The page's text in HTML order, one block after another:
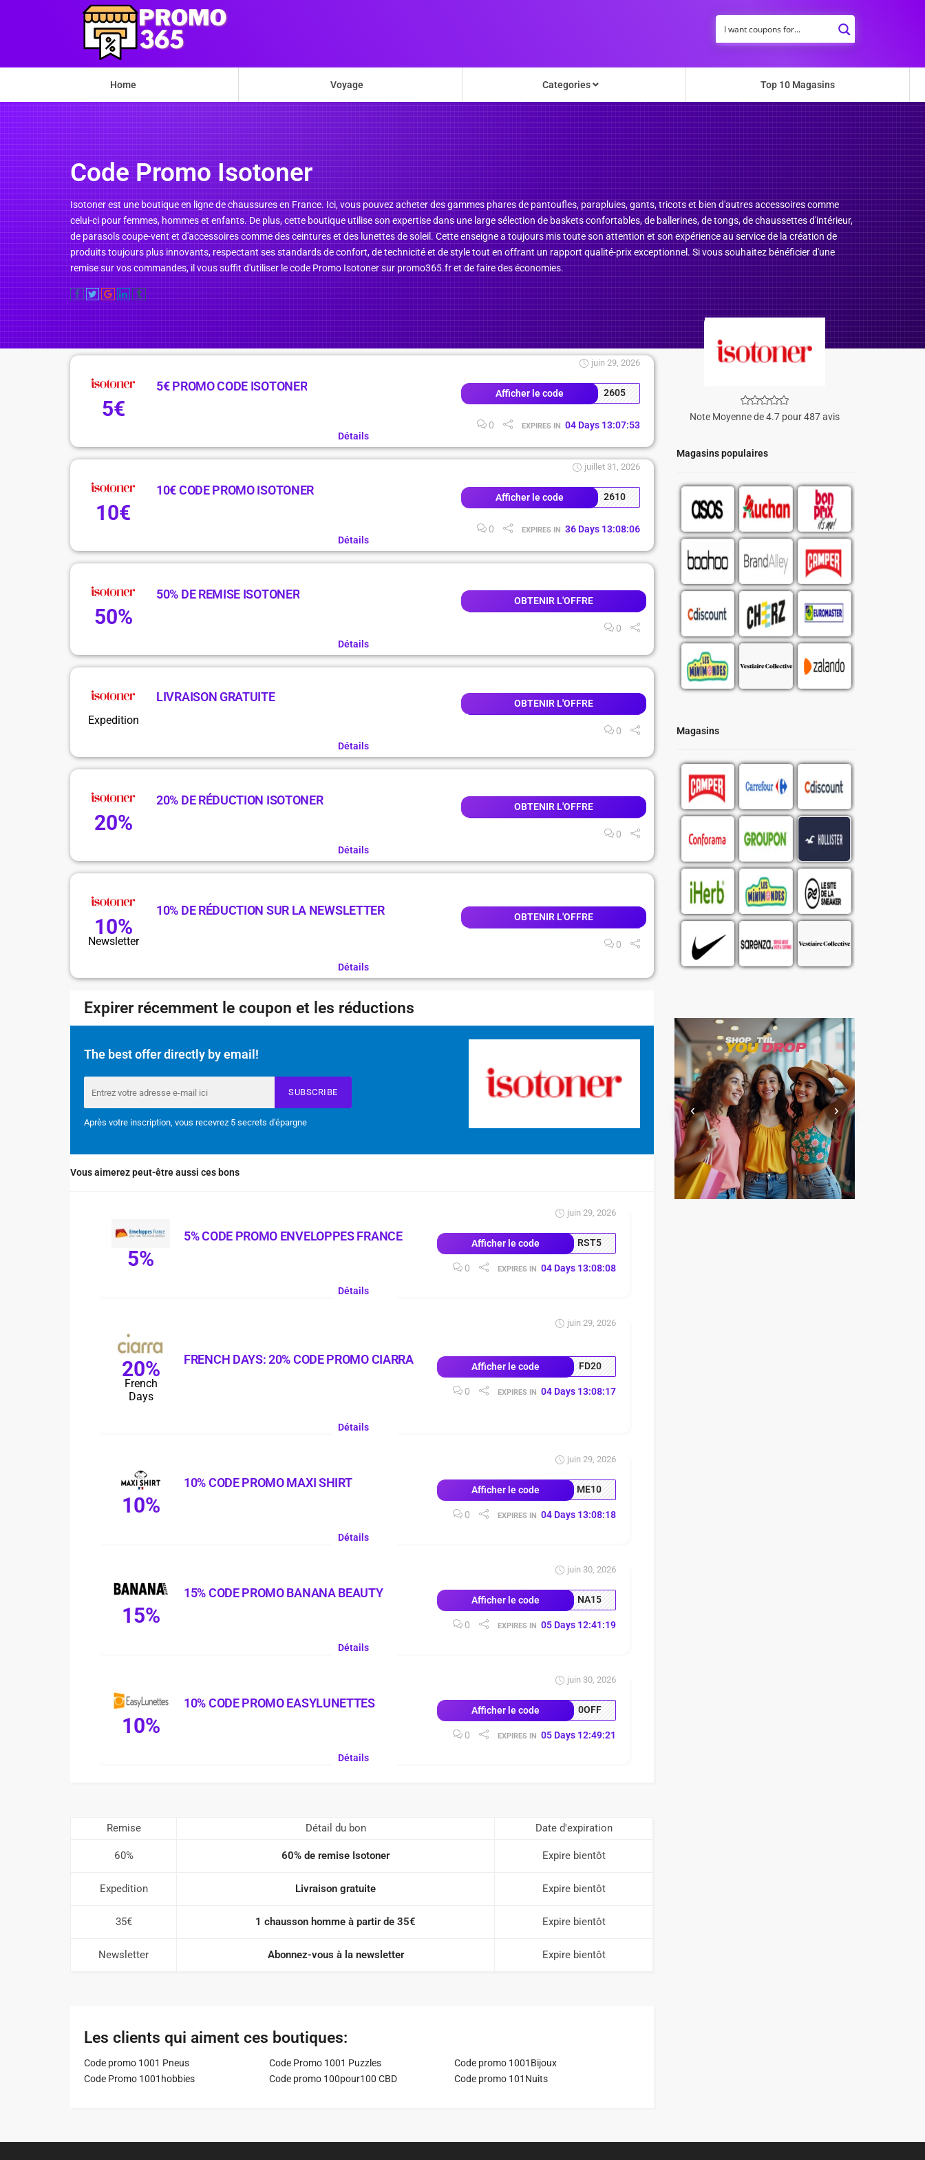
Home Voyage Categories Top 10 Magasins
Code Promo Isotoner
Isotoner est une boutique en ligne de chaussures en France. Ici, vous pouvez acheter des gammes phares de pantoufles, parapluies, gants, tricots et bien d'autres accessoires comme
celui-ci pour femmes, hommes et enfants. De plus, cette boutique utilise son expertise dans une large sélection de baskets confortables, de ballerines, de tongs, de chaussettes d'intérieur,
de parasols coupe-vent et d'accessoires comme des ceintures et des lunettes de soleil. Cette enseigne a toujours mis toute son attention et son expérience au service de la création de
produits toujours plus innovants, respectant ses standards de confort, de technicité et de style tout en offrant un rapport qualité-prix exceptionnel. Si vous souhaitez bénéficier d'une
remise sur vos commandes, il vous suffit d'utiliser le code Promo Isotoner sur promo365.fr et de faire des économies.
Note Moyenne de 4.7 pour 487 avis
Magasins populaires
Magasins
‹ ›
5€
5€ PROMO CODE ISOTONER
juin 29, 2026
Afficher le code 2605
0 EXPIRES IN 04 Days 13:07:52
Détails
10€
10€ CODE PROMO ISOTONER
juillet 31, 2026
Afficher le code 2610
0 EXPIRES IN 36 Days 13:08:05
Détails
50%
50% DE REMISE ISOTONER OBTENIR L'OFFRE
0
Détails
Expedition
LIVRAISON GRATUITE OBTENIR L'OFFRE
0
Détails
20%
20% DE RÉDUCTION ISOTONER OBTENIR L'OFFRE
0
Détails
10%
Newsletter
10% DE RÉDUCTION SUR LA NEWSLETTER OBTENIR L'OFFRE
0
Détails
Expirer récemment le coupon et les réductions
The best offer directly by email!
SUBSCRIBE
Après votre inscription, vous recevrez 5 secrets d'épargne
Vous aimerez peut-être aussi ces bons
5%
5% CODE PROMO ENVELOPPES FRANCE
juin 29, 2026
Afficher le code RST5
0 EXPIRES IN 04 Days 13:08:07
Détails
20%
French
Days
FRENCH DAYS: 20% CODE PROMO CIARRA
juin 29, 2026
Afficher le code FD20
0 EXPIRES IN 04 Days 13:08:16
Détails
10%
10% CODE PROMO MAXI SHIRT
juin 29, 2026
Afficher le code ME10
0 EXPIRES IN 04 Days 13:08:17
Détails
15%
15% CODE PROMO BANANA BEAUTY
juin 30, 2026
Afficher le code NA15
0 EXPIRES IN 05 Days 12:41:18
Détails
10%
10% CODE PROMO EASYLUNETTES
juin 30, 2026
Afficher le code 0OFF
0 EXPIRES IN 05 Days 12:49:20
Détails
Remise Détail du bon Date d'expiration
60% 60% de remise Isotoner Expire bientôt
Expedition Livraison gratuite Expire bientôt
35€ 1 chausson homme à partir de 35€ Expire bientôt
Newsletter Abonnez-vous à la newsletter Expire bientôt
Les clients qui aiment ces boutiques:
Code promo 1001 Pneus Code Promo 1001 Puzzles
Code promo 1001Bijoux
Code Promo 1001hobbies
Code promo 100pour100 CBD Code promo 101Nuits